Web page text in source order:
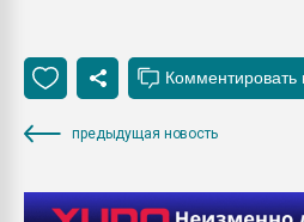
предыдущая новость